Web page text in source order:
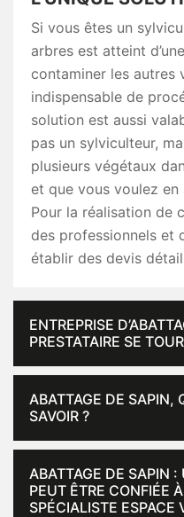
Si vous êtes un
arbres est atteint
contaminer les autres
indispensable de
solution est aussi
pas un sylviculteur,
plusieurs végétaux
et que vous voulez
Pour la réalisation de
des professionnels et
établir des devis
ENTREPRISE
PRESTATAIRE SE
ABATTAGE DE SAPIN,
SAVOIR ?
ABATTAGE DE SAPIN :
PEUT ÊTRE CONFIÉE
SPÉCIALISTE ESPACE